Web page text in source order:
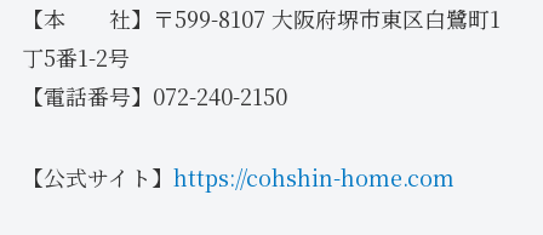
【本 社】〒599-8107 大阪府堺市東区白鷺町1
丁5番1-2号
【電話番号】072-240-2150
【公式サイト】 https://cohshin-home.com